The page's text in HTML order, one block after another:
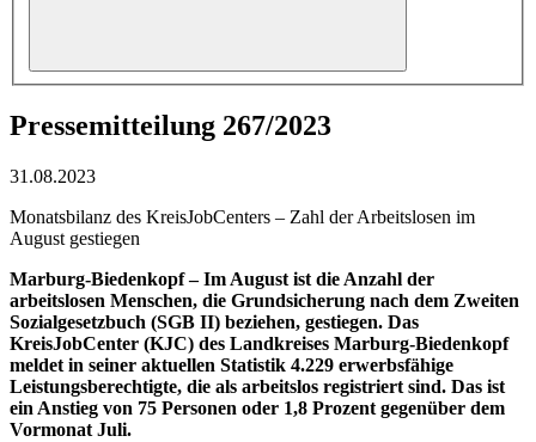
Pressemitteilung 267/2023
31.08.2023
Monatsbilanz des KreisJobCenters – Zahl der Arbeitslosen im
August gestiegen
Marburg-Biedenkopf – Im August ist die Anzahl der
arbeitslosen Menschen, die Grundsicherung nach dem Zweiten
Sozialgesetzbuch (SGB II) beziehen, gestiegen. Das
KreisJobCenter (KJC) des Landkreises Marburg-Biedenkopf
meldet in seiner aktuellen Statistik 4.229 erwerbsfähige
Leistungsberechtigte, die als arbeitslos registriert sind. Das ist
ein Anstieg von 75 Personen oder 1,8 Prozent gegenüber dem
Vormonat Juli.